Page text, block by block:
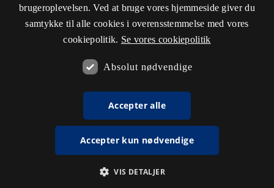
brugeroplevelsen. Ved at bruge vores hjemmeside giver du
samtykke til alle cookies i overensstemmelse med vores
cookiepolitik. Se vores cookiepolitik
Absolut nødvendige
Accepter alle
Accepter kun nødvendige
VIS DETALJER